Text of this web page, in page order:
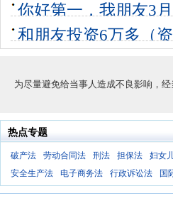
不算 4个回答 0
你好第一，我朋友3
追着我定所 1个回答
和朋友投资6万多（
为尽量避免给当事人造成不良影响，
热点专题
破产法 劳动合同法 刑法 担保法 妇女
安全生产法
电子商务法 行政诉讼法 国